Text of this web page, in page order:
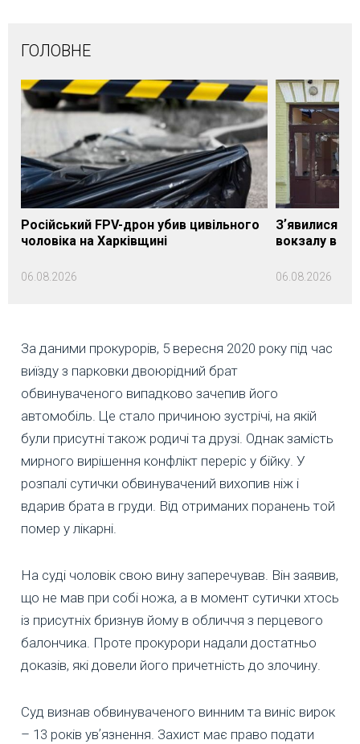
ГОЛОВНЕ
Російський FPV-дрон убив цивільного
чоловіка на Харківщині
06.08.2026
Зʼявилися
вокзалу в
06.08.2026
За даними прокурорів, 5 вересня 2020 року під час
виїзду з парковки двоюрідний брат
обвинуваченого випадково зачепив його
автомобіль. Це стало причиною зустрічі, на якій
були присутні також родичі та друзі. Однак замість
мирного вирішення конфлікт переріс у бійку. У
розпалі сутички обвинувачений вихопив ніж і
вдарив брата в груди. Від отриманих поранень той
помер у лікарні.
На суді чоловік свою вину заперечував. Він заявив,
що не мав при собі ножа, а в момент сутички хтось
із присутніх бризнув йому в обличчя з перцевого
балончика. Проте прокурори надали достатньо
доказів, які довели його причетність до злочину.
Суд визнав обвинуваченого винним та виніс вирок
– 13 років увʼязнення. Захист має право подати